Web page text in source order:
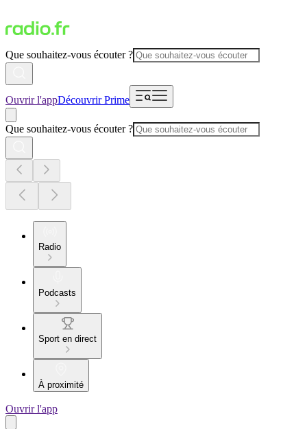
Que souhaitez-vous écouter ?
Ouvrir l'appDécouvrir Prime
Que souhaitez-vous écouter ?
Radio
Podcasts
Sport en direct
À proximité
Ouvrir l'app